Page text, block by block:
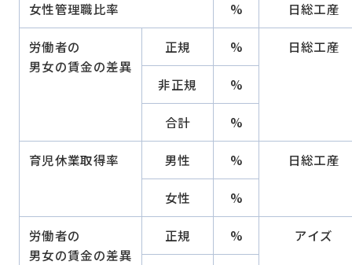
女性管理職比率 % 日総工産
労働者の
男女の賃金の差異
正規 % 日総工産
非正規 %
合計 %
育児休業取得率 男性 % 日総工産
女性 %
労働者の
男女の賃金の差異
正規 % アイズ